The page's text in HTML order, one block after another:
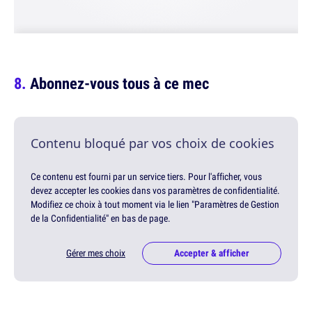
Abonnez-vous tous à ce mec
Contenu bloqué par vos choix de cookies
Ce contenu est fourni par un service tiers. Pour l'afficher, vous
devez accepter les cookies dans vos paramètres de confidentialité.
Modifiez ce choix à tout moment via le lien "Paramètres de Gestion
de la Confidentialité" en bas de page.
Gérer mes choix Accepter & afficher